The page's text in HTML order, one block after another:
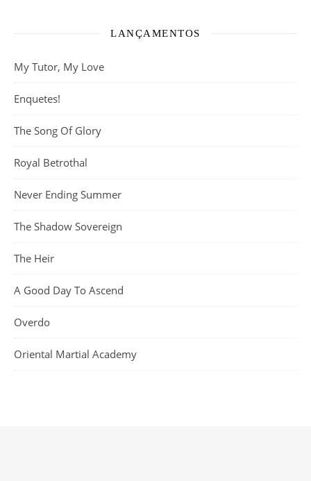
LANÇAMENTOS
My Tutor, My Love
Enquetes!
The Song Of Glory
Royal Betrothal
Never Ending Summer
The Shadow Sovereign
The Heir
A Good Day To Ascend
Overdo
Oriental Martial Academy